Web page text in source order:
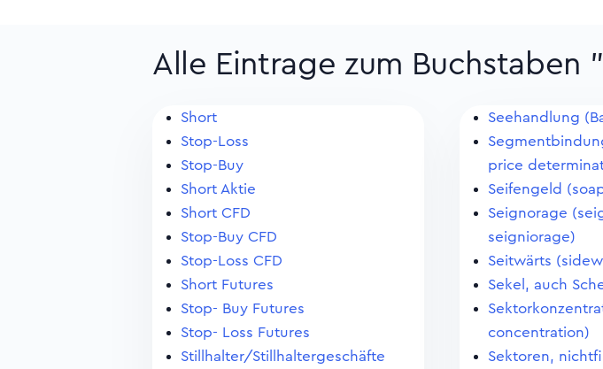
Alle Eintrage zum Buchstaben
Short
Stop-Loss
Stop-Buy
Short Aktie
Short CFD
Stop-Buy CFD
Stop-Loss CFD
Short Futures
Stop- Buy Futures
Stop- Loss Futures
Stillhalter/Stillhaltergeschäfte
Seehandlung
price
Seifengeld
Seignorage
seigniorage)
Seitwärts
Sekel, auch
concentration)
Sektoren,